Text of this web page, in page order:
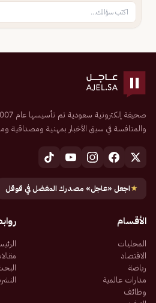
والمنافسة في سبق الأخبار بمهنية ومصداقية
★اجعل «عاجل» مصدرك المفضل في قوقل
الأقسام
المحليات
الاقتصاد
رياضة
مدارات عالمية
وظائف